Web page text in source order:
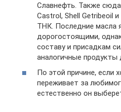
Славнефть. Также
Castrol, Shell Getribeoil
ТНК. Последние масла
дорогостоящими,
составу и присадкам
аналогичные продукты
По этой причине, если
переживает за
естественно он